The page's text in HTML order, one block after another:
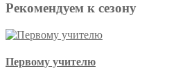
Рекомендуем к сезону
Первому учителю